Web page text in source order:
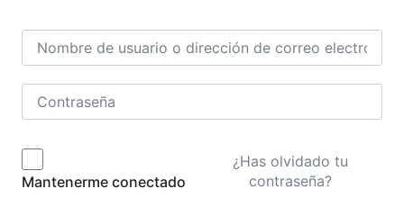
Mantenerme conectado
¿Has olvidado tu
contraseña?